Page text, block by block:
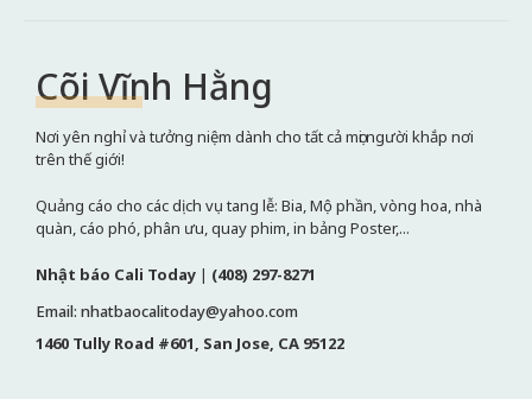
Cõi Vĩnh Hằng
Nơi yên nghỉ và tưởng niệm dành cho tất cả mọi người khắp nơi
trên thế giới!
Quảng cáo cho các dịch vụ tang lễ: Bia, Mộ phần, vòng hoa, nhà
quàn, cáo phó, phân ưu, quay phim, in bảng Poster,...
Nhật báo Cali Today | (408) 297-8271
Email: nhatbaocalitoday@yahoo.com
1460 Tully Road #601, San Jose, CA 95122